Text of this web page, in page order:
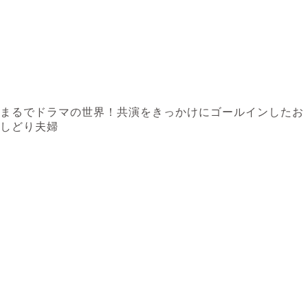
まるでドラマの世界！共演をきっかけにゴールインしたお
しどり夫婦